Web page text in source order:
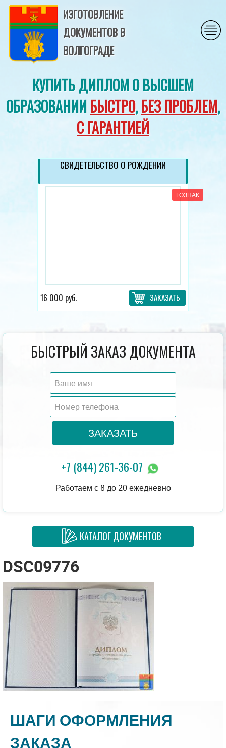
ИЗГОТОВЛЕНИЕ
ДОКУМЕНТОВ В
ВОЛГОГРАДЕ
КУПИТЬ ДИПЛОМ О ВЫСШЕМ
ОБРАЗОВАНИИБЫСТРО,БЕЗ ПРОБЛЕМ,
С ГАРАНТИЕЙ
СВИДЕТЕЛЬСТВО О РОЖДЕНИИ
ГОЗНАК
16 000 руб. ЗАКАЗАТЬ
БЫСТРЫЙ ЗАКАЗ ДОКУМЕНТА
ЗАКАЗАТЬ
+7 (844) 261-36-07
Работаем с 8 до 20 ежедневно
КАТАЛОГ ДОКУМЕНТОВ
DSC09776
ШАГИ ОФОРМЛЕНИЯ
ЗАКАЗА